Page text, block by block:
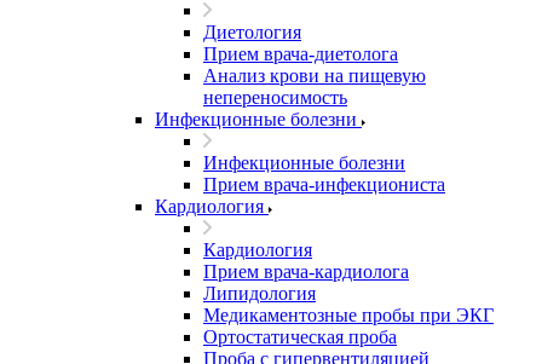
Диетология
Прием врача-диетолога
Анализ крови на пищевую
непереносимость
Инфекционные болезни
Инфекционные болезни
Прием врача-инфекциониста
Кардиология
Кардиология
Прием врача-кардиолога
Липидология
Медикаментозные пробы при ЭКГ
Ортостатическая проба
Проба с гипервентиляцией